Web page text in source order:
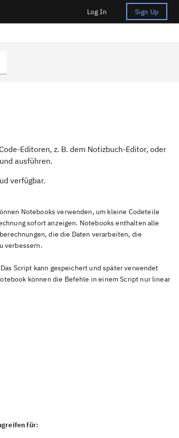
Log In Sign Up
Editoren, z. B. dem Notizbuch-Editor, oder
ausführen.
verfügbar.
Notebooks verwenden, um kleine Codeteile
sofort anzeigen. Notebooks enthalten alle
die die Daten verarbeiten, die
verbessern.
Script kann gespeichert und später verwendet
können die Befehle in einem Script nur linear
für: